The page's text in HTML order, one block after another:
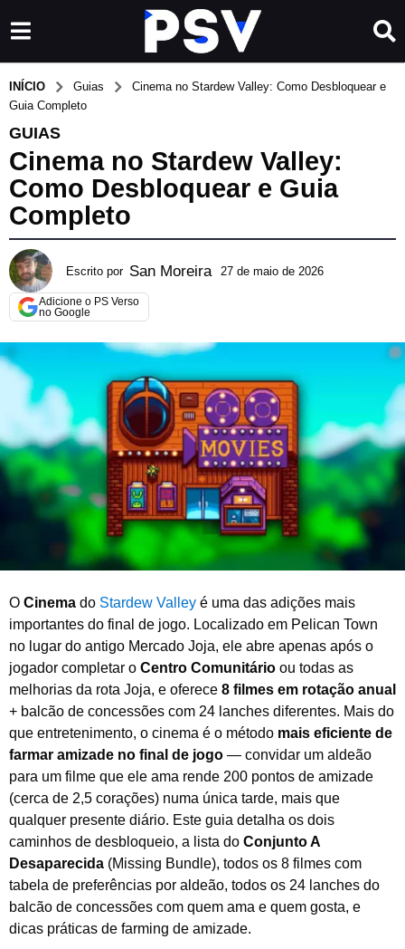
INÍCIO Guias
Cinema no Stardew Valley: Como Desbloquear e
Guia Completo
GUIAS
Cinema no Stardew Valley:
Como Desbloquear e Guia
Completo
Escrito por San Moreira 27 de maio de 2026
j
d
2
2
6
Adicione o PS Verso
no Google
O Cinema do Stardew Valley é uma das adições mais
importantes do final de jogo. Localizado em Pelican Town
no lugar do antigo Mercado Joja, ele abre apenas após o
jogador completar o Centro Comunitário ou todas as
melhorias da rota Joja, e oferece 8 filmes em rotação anual
+ balcão de concessões com 24 lanches diferentes. Mais do
que entretenimento, o cinema é o método mais eficiente de
farmar amizade no final de jogo — convidar um aldeão
para um filme que ele ama rende 200 pontos de amizade
(cerca de 2,5 corações) numa única tarde, mais que
qualquer presente diário. Este guia detalha os dois
caminhos de desbloqueio, a lista do Conjunto A
Desaparecida (Missing Bundle), todos os 8 filmes com
tabela de preferências por aldeão, todos os 24 lanches do
balcão de concessões com quem ama e quem gosta, e
dicas práticas de farming de amizade.